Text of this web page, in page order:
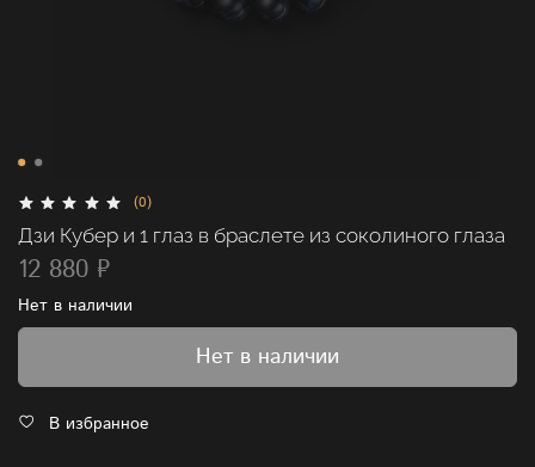
(0)
Дзи Кубер и 1 глаз в браслете из соколиного глаза
12 880 ₽
Нет в наличии
Нет в наличии
В избранное